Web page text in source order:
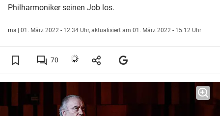
Philharmoniker seinen Job los.
ms | 01. März 2022 - 12:34 Uhr, aktualisiert am 01. März 2022 - 15:12 Uhr
70